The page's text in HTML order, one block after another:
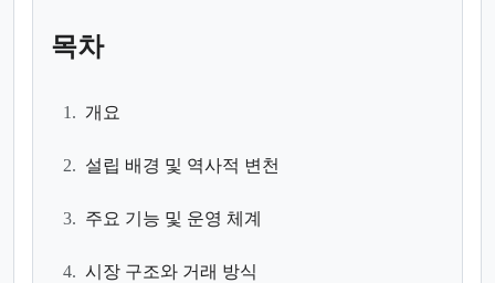
목차
1. 개요
2. 설립 배경 및 역사적 변천
3. 주요 기능 및 운영 체계
4. 시장 구조와 거래 방식